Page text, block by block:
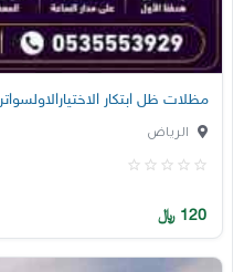
مظلات ظل ابتكار الاختيارالاولسواتر
الرياض
120 ﷼